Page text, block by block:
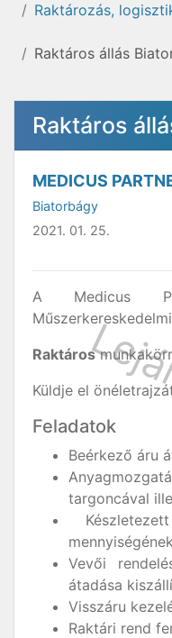
Raktározás,
Raktáros állás
Raktáros
MEDICUS
Biatorbágy
2021. 01. 25.
A Medicus
Raktáros
Küldje el
Feladatok
Beérkező áru
targoncával
Vevői
átadása
Visszáru
Raktári rend